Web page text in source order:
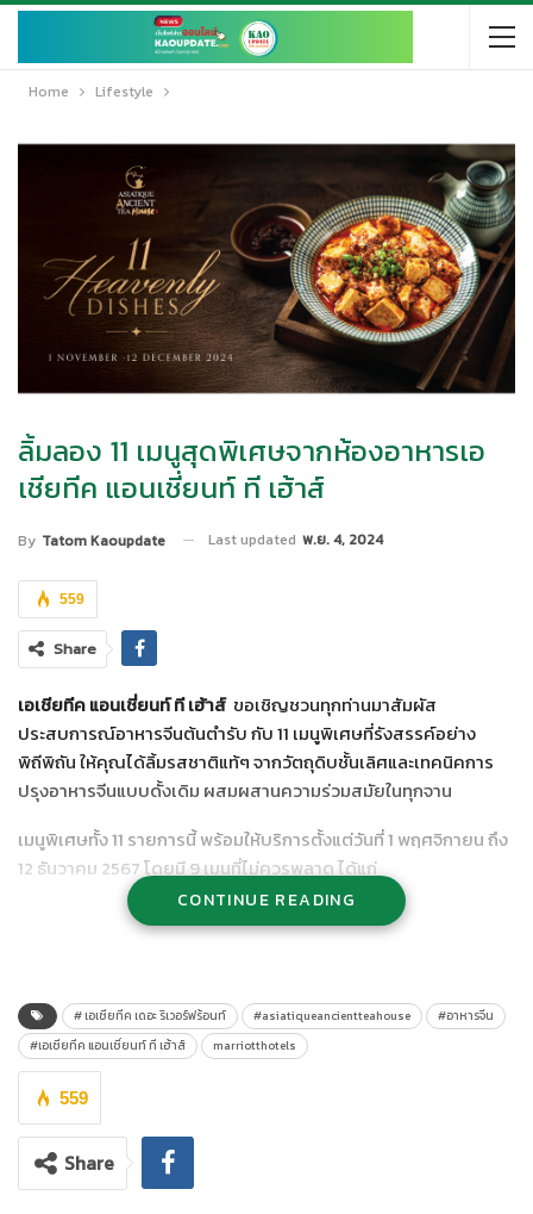
Home Lifestyle
ลิ้มลอง 11 เมนูสุดพิเศษจากห้องอาหารเอ
เชียทีค แอนเชี่ยนท์ ที เฮ้าส์
By Tatom Kaoupdate Last updated พ.ย. 4, 2024
559
Share
เอเชียทีค แอนเชี่ยนท์ ที เฮ้าส์ขอเชิญชวนทุกท่านมาสัมผัส
ประสบการณ์อาหารจีนต้นตำรับ กับ 11 เมนูพิเศษที่รังสรรค์อย่าง
พิถีพิถัน ให้คุณได้ลิ้มรสชาติแท้ๆ จากวัตถุดิบชั้นเลิศและเทคนิคการ
ปรุงอาหารจีนแบบดั้งเดิม ผสมผสานความร่วมสมัยในทุกจาน
เมนูพิเศษทั้ง 11 รายการนี้ พร้อมให้บริการตั้งแต่วันที่ 1 พฤศจิกายน ถึง
12 ธันวาคม 2567 โดยมี 9 เมนูที่ไม่ควรพลาด ได้แก่
CONTINUE READING
# เอเชียทีค เดอะ ริเวอร์ฟร้อนท์ #asiatiqueancientteahouse
#อาหารจีน
#เอเชียทีค แอนเชี่ยนท์ ที เฮ้าส์
marriotthotels
559
Share